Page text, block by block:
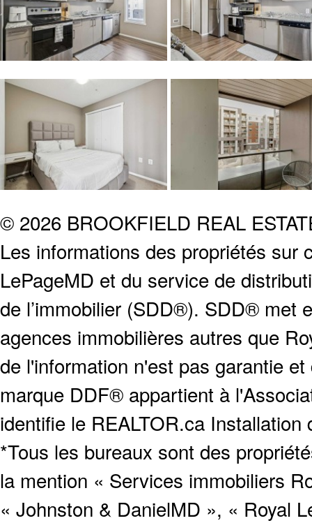
© 2026 BROOKFIELD REAL
Les informations des propriétés sur
LePageMD et du service de
de l’immobilier (SDD®). SDD® met
agences immobilières autres que
de l'information n'est pas garantie
marque DDF® appartient à
identifie le REALTOR.ca
*Tous les bureaux sont des
la mention « Services immobiliers
« Johnston & DanielMD », « Royal